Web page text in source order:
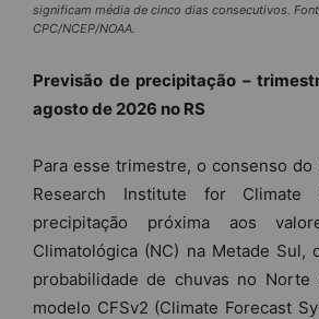
significam média de cinco dias consecutivos.
CPC/NCEP/NOAA.
Previsão de precipitação –
agosto de 2026 no RS
Para esse trimestre, o consenso do
Research Institute for Climate
precipitação próxima aos
Climatológica (NC) na Metade Sul,
probabilidade de chuvas no Norte
modelo CFSv2 (Climate Forecast